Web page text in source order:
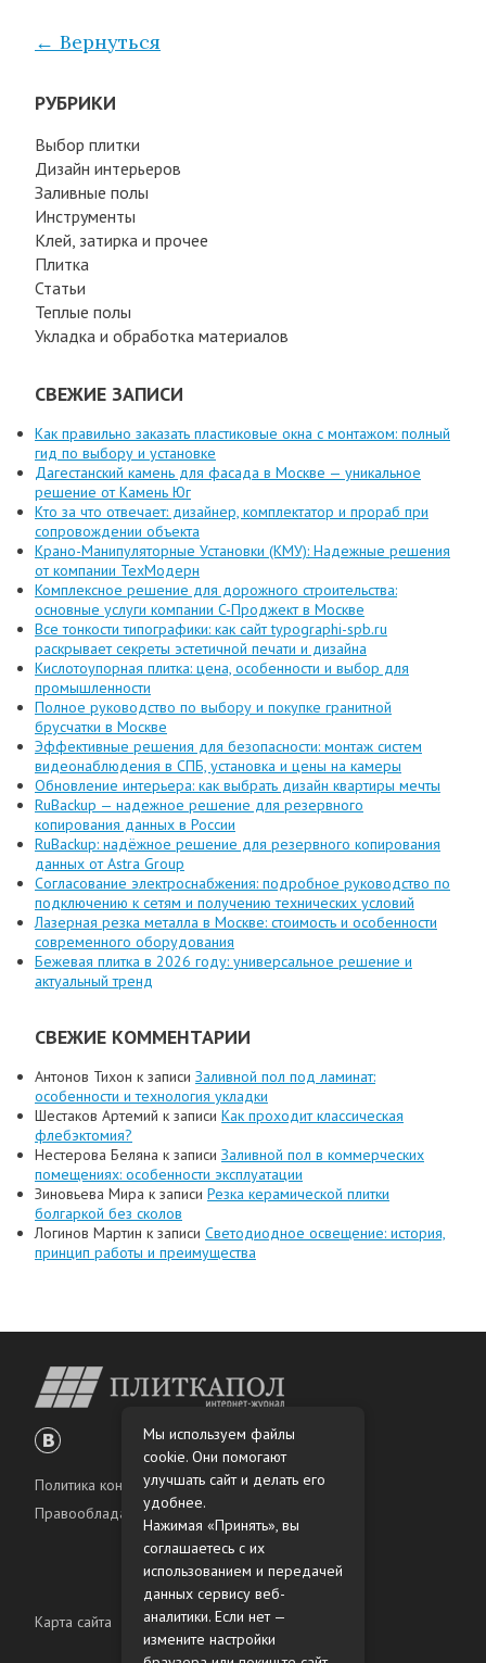
← Вернуться
РУБРИКИ
Выбор плитки
Дизайн интерьеров
Заливные полы
Инструменты
Клей, затирка и прочее
Плитка
Статьи
Теплые полы
Укладка и обработка материалов
СВЕЖИЕ ЗАПИСИ
Как правильно заказать пластиковые окна с монтажом: полный
гид по выбору и установке
Дагестанский камень для фасада в Москве — уникальное
решение от Камень Юг
Кто за что отвечает: дизайнер, комплектатор и прораб при
сопровождении объекта
Крано-Манипуляторные Установки (КМУ): Надежные решения
от компании ТехМодерн
Комплексное решение для дорожного строительства:
основные услуги компании C-Проджект в Москве
Все тонкости типографики: как сайт typographi-spb.ru
раскрывает секреты эстетичной печати и дизайна
Кислотоупорная плитка: цена, особенности и выбор для
промышленности
Полное руководство по выбору и покупке гранитной
брусчатки в Москве
Эффективные решения для безопасности: монтаж систем
видеонаблюдения в СПБ, установка и цены на камеры
Обновление интерьера: как выбрать дизайн квартиры мечты
RuBackup — надежное решение для резервного
копирования данных в России
RuBackup: надёжное решение для резервного копирования
данных от Astra Group
Согласование электроснабжения: подробное руководство по
подключению к сетям и получению технических условий
Лазерная резка металла в Москве: стоимость и особенности
современного оборудования
Бежевая плитка в 2026 году: универсальное решение и
актуальный тренд
СВЕЖИЕ КОММЕНТАРИИ
Антонов Тихон к записи Заливной пол под ламинат:
особенности и технология укладки
Шестаков Артемий к записи Как проходит классическая
флебэктомия?
Нестерова Беляна к записи Заливной пол в коммерческих
помещениях: особенности эксплуатации
Зиновьева Мира к записи Резка керамической плитки
болгаркой без сколов
Логинов Мартин к записи Светодиодное освещение: история,
принцип работы и преимущества
Политика конфиденциальности
Правообладателям
Карта сайта
Мы используем файлы
cookie. Они помогают
улучшать сайт и делать его
удобнее.
Нажимая «Принять», вы
соглашаетесь с их
использованием и передачей
данных сервису веб-
аналитики. Если нет —
измените настройки